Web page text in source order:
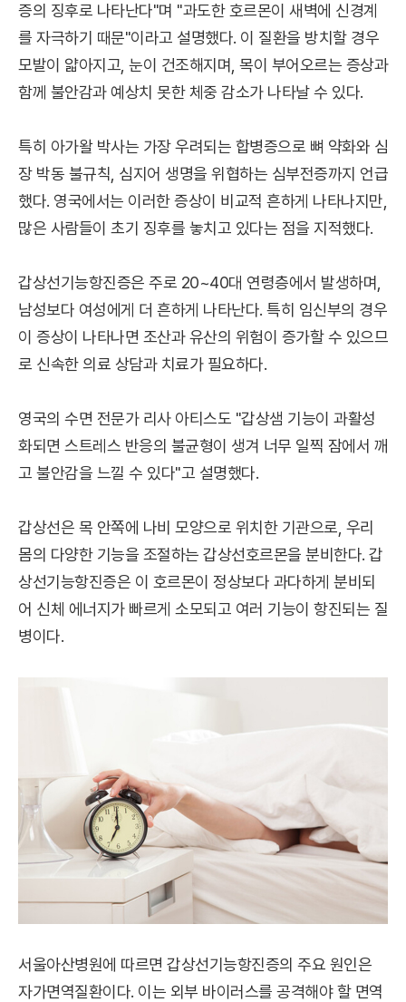
증의 징후로 나타난다"며 "과도한 호르몬이 새벽에 신경계
를 자극하기 때문"이라고 설명했다. 이 질환을 방치할 경우
모발이 얇아지고, 눈이 건조해지며, 목이 부어오르는 증상과
함께 불안감과 예상치 못한 체중 감소가 나타날 수 있다.
특히 아가왈 박사는 가장 우려되는 합병증으로 뼈 약화와 심
장 박동 불규칙, 심지어 생명을 위협하는 심부전증까지 언급
했다. 영국에서는 이러한 증상이 비교적 흔하게 나타나지만,
많은 사람들이 초기 징후를 놓치고 있다는 점을 지적했다.
갑상선기능항진증은 주로 20~40대 연령층에서 발생하며,
남성보다 여성에게 더 흔하게 나타난다. 특히 임신부의 경우
이 증상이 나타나면 조산과 유산의 위험이 증가할 수 있으므
로 신속한 의료 상담과 치료가 필요하다.
영국의 수면 전문가 리사 아티스도 "갑상샘 기능이 과활성
화되면 스트레스 반응의 불균형이 생겨 너무 일찍 잠에서 깨
고 불안감을 느낄 수 있다"고 설명했다.
갑상선은 목 안쪽에 나비 모양으로 위치한 기관으로, 우리
몸의 다양한 기능을 조절하는 갑상선호르몬을 분비한다. 갑
상선기능항진증은 이 호르몬이 정상보다 과다하게 분비되
어 신체 에너지가 빠르게 소모되고 여러 기능이 항진되는 질
병이다.
서울아산병원에 따르면 갑상선기능항진증의 주요 원인은
자가면역질환이다. 이는 외부 바이러스를 공격해야 할 면역